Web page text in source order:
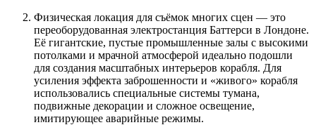
Физическая локация для съёмок многих сцен — это
переоборудованная электростанция Баттерси в Лондоне.
Её гигантские, пустые промышленные залы с высокими
потолками и мрачной атмосферой идеально подошли
для создания масштабных интерьеров корабля. Для
усиления эффекта заброшенности и «живого» корабля
использовались специальные системы тумана,
подвижные декорации и сложное освещение,
имитирующее аварийные режимы.